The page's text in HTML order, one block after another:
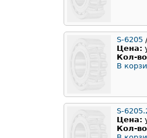
S-6205
Цена:
Кол-
В
S-
Цена:
Кол-